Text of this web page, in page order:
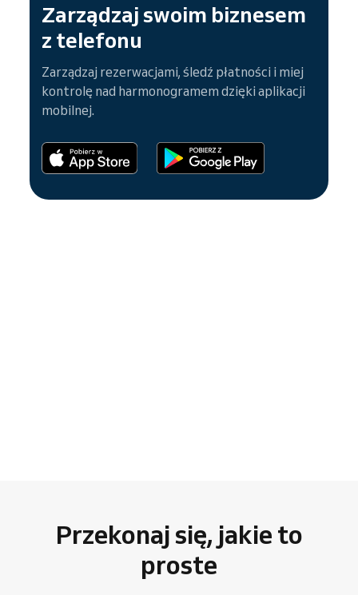
Zarządzaj swoim biznesem
z telefonu
Zarządzaj rezerwacjami, śledź płatności i miej
kontrolę nad harmonogramem dzięki aplikacji
mobilnej.
Przekonaj się, jakie to
proste